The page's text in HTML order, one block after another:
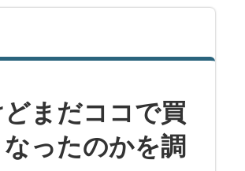
まだココで買
ったのかを調